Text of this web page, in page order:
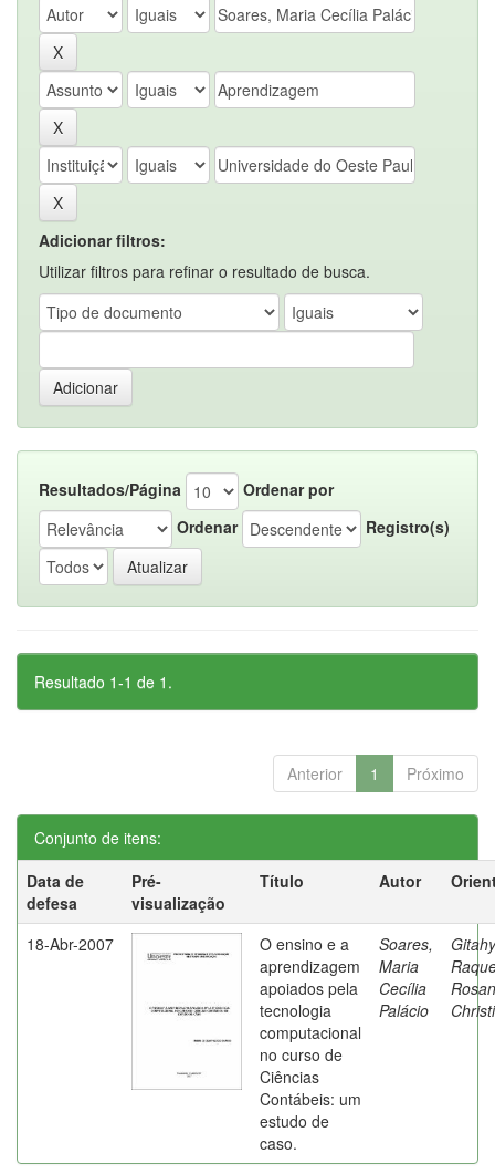
Adicionar filtros:
Utilizar filtros para refinar o resultado de busca.
Resultados/Página
Ordenar por
Ordenar
Registro(s)
Resultado 1-1 de 1.
Anterior 1 Próximo
Conjunto de itens:
Data de
defesa
Pré-
visualização
Título Autor
18-Abr-2007
O ensino e a
aprendizagem
apoiados pela
tecnologia
computacional
no curso de
Ciências
Contábeis: um
estudo de
caso.
Soares,
Maria
Cecília
Palácio
Rosan